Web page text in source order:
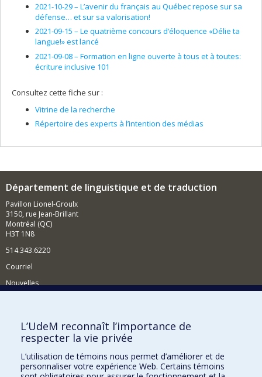
2021-10-29 – L’avenir du français au Québec repose sur sa
défense… et sur sa valorisation!
2021-09-15 – Le quatrième concours d’éloquence «Délie ta
langue!» est lancé
2021-09-08 – Formation en ligne ouverte à tous et à toutes:
écriture inclusive 101
Consultez cette fiche sur :
Vitrine de la recherche
Répertoire des experts à l’intention des médias
Département de linguistique et de traduction
Pavillon Lionel-Groulx
3150, rue Jean-Brillant
Montréal (QC)
H3T 1N8
514.343.6220
Courriel
Nouvelles
Comment soutenir le Département?
BESOIN D'AIDE?
Plan du site
Signaler une erreur
L’UdeM reconnaît l’importance de
respecter la vie privée
L’utilisation de témoins nous permet d’améliorer et de
personnaliser votre expérience Web. Certains témoins